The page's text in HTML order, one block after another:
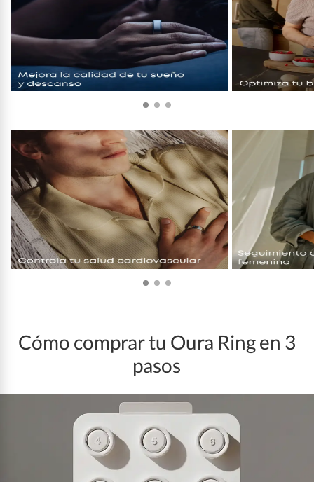
Cómo comprar tu Oura Ring en 3
pasos